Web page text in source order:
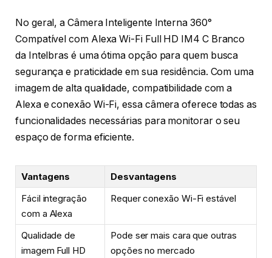
No geral, a Câmera Inteligente Interna 360°
Compatível com Alexa Wi-Fi Full HD IM4 C Branco
da Intelbras é uma ótima opção para quem busca
segurança e praticidade em sua residência. Com uma
imagem de alta qualidade, compatibilidade com a
Alexa e conexão Wi-Fi, essa câmera oferece todas as
funcionalidades necessárias para monitorar o seu
espaço de forma eficiente.
Vantagens
Desvantagens
Fácil integração
com a Alexa
Requer conexão Wi-Fi estável
Qualidade de
imagem Full HD
Pode ser mais cara que outras
opções no mercado